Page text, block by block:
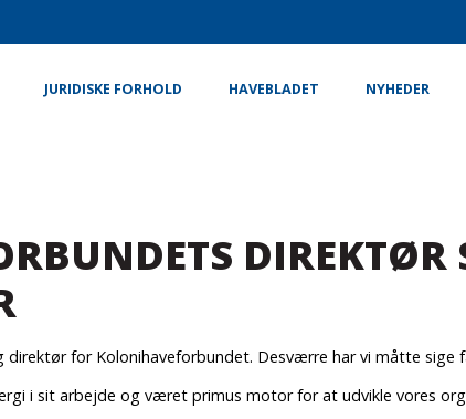
JURIDISKE FORHOLD HAVEBLADET NYHEDER
DIREKTØR
for Kolonihaveforbundet. Desværre har vi måtte sige
i sit arbejde og været primus motor for at udvikle vores